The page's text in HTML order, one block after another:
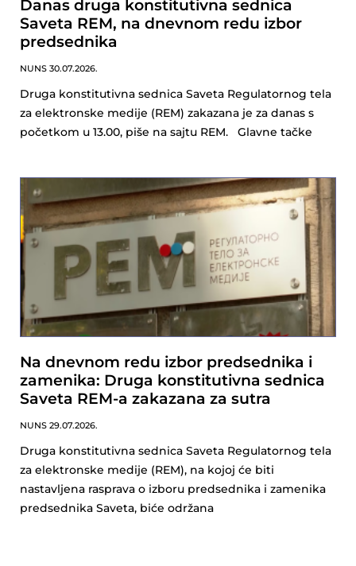
Danas druga konstitutivna sednica
Saveta REM, na dnevnom redu izbor
predsednika
NUNS 30.07.2026.
Druga konstitutivna sednica Saveta Regulatornog tela
za elektronske medije (REM) zakazana je za danas s
početkom u 13.00, piše na sajtu REM. Glavne tačke
Na dnevnom redu izbor predsednika i
zamenika: Druga konstitutivna sednica
Saveta REM-a zakazana za sutra
NUNS 29.07.2026.
Druga konstitutivna sednica Saveta Regulatornog tela
za elektronske medije (REM), na kojoj će biti
nastavljena rasprava o izboru predsednika i zamenika
predsednika Saveta, biće održana